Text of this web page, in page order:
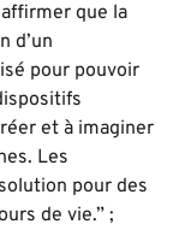
que la
d’un
pour pouvoir
et à imaginer
Les
pour des
de vie.” ;